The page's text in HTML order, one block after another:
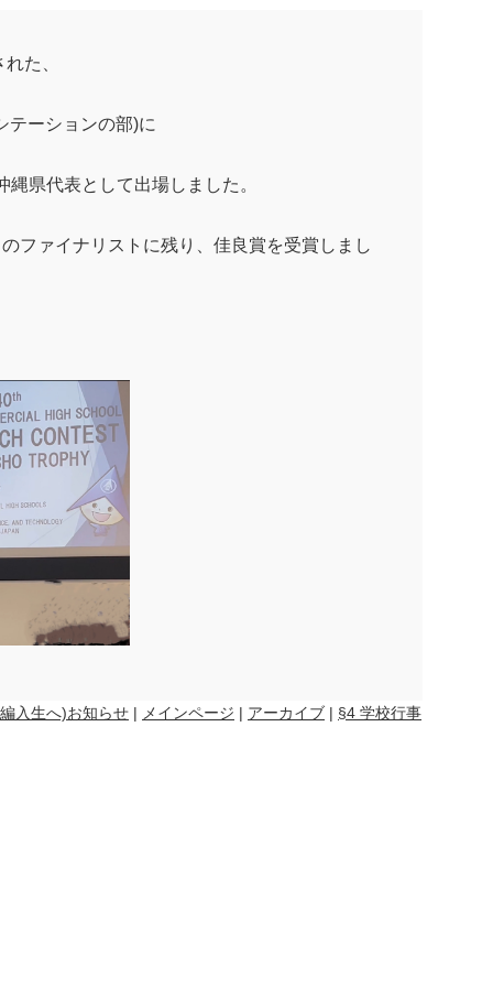
た、
テーションの部)に
県代表として出場しました。
ファイナリストに残り、佳良賞を受賞しまし
入生へ)お知らせ | メインページ | アーカイブ | §4 学校行事